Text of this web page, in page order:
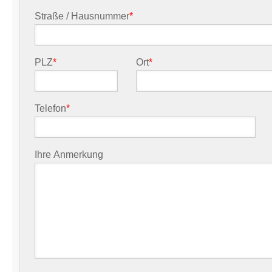
Straße / Hausnummer*
PLZ* Ort*
Telefon*
Ihre Anmerkung